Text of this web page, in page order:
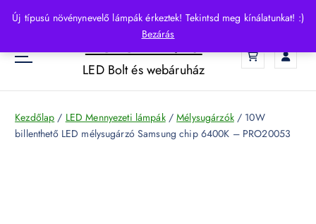
Új típusú növénynevelő lámpák érkeztek! Tekintsd meg kínálatunkat! :)
Bezárás
p
o
HelloLED.hu
LED Bolt és webáruház
Kezdőlap / LED Mennyezeti lámpák/Mélysugárzók/ 10W
billenthető LED mélysugárzó Samsung chip 6400K – PRO20053